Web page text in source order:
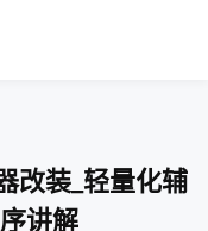
改装_轻量化辅
讲解